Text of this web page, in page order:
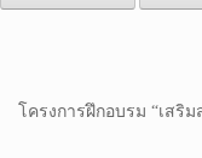
โครงการฝึกอบรม “เสริ